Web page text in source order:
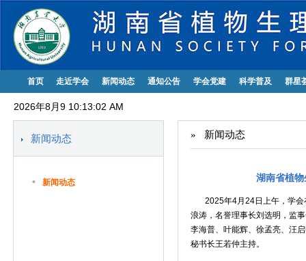
首页 走近学会 新闻动态 通知公告 学会党建 科学普及 群星
2026年8月9 10:13:02 AM
新闻动态
• 新闻动态
» 新闻动态
湖南省植
2025年4月 24日上午，学
浪涛，名誉理事长刘选明，监
李海普、叶能辉、徐孟亮、汪
秘书长王若仲主持。